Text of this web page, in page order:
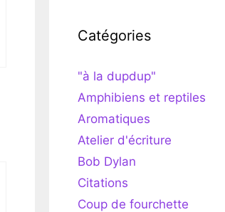
Catégories
"à la dupdup"
Amphibiens et reptiles
Aromatiques
Atelier d'écriture
Bob Dylan
Citations
Coup de fourchette